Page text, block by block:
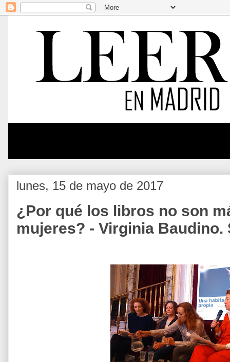
lunes, 15 de mayo de 2017
¿Por qué los libros no son
mujeres? - Virginia Baudino.